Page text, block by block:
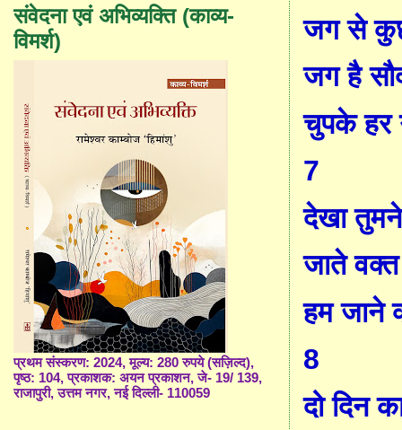
जग से
जग है
चुपके हर
7
देखा
जाते
हम जाने
8
दो दिन
संवेदना एवं अभिव्यक्ति (काव्य-
विमर्श)
प्रथम संस्करण: 2024, मूल्य: 280 रुपये (सज़िल्द),
पृष्ठ: 104, प्रकाशक: अयन प्रकाशन, जे- 19/ 139,
राजापुरी, उत्तम नगर, नई दिल्ली- 110059